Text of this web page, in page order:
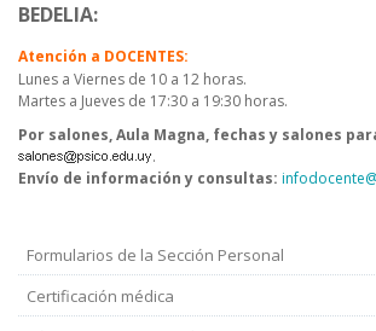
BEDELIA:
Atención a DOCENTES:
Lunes a Viernes de 10 a 12 horas.
Martes a Jueves de 17:30 a 19:30 horas.
Por salones, Aula Magna, fechas y salones
.
Envío de información y consultas:
Menú
Docentes
Formularios de la Sección Personal
Certificación médica